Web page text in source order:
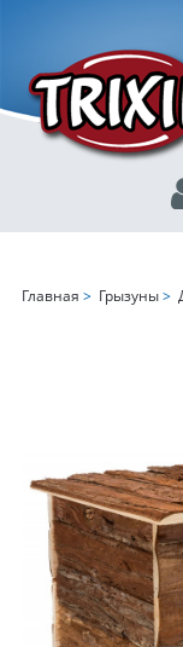
Главная > Грызуны>